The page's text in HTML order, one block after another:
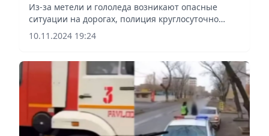
Из-за метели и гололеда возникают опасные
ситуации на дорогах, полиция круглосуточно
помогает водителям и пассажирам
10.11.2024 19:24